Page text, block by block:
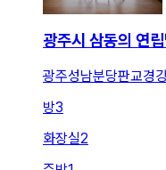
광주시 삼동의 연
광주성남분당판교경
방3
화장실2